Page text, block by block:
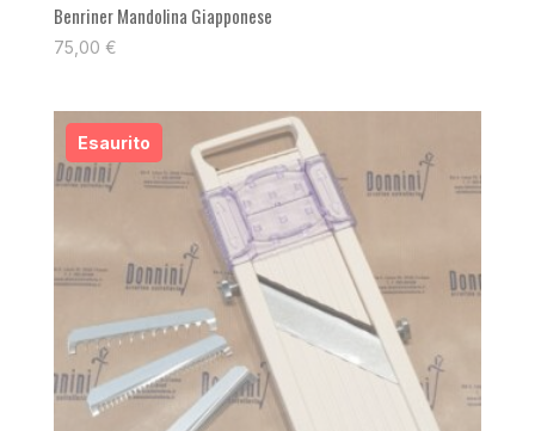
Benriner Mandolina Giapponese
75,00 €